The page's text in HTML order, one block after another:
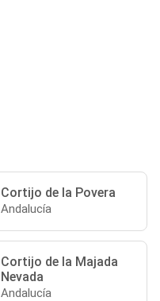
Cortijo de la Povera
Andalucía
Cortijo de la Majada
Nevada
Andalucía